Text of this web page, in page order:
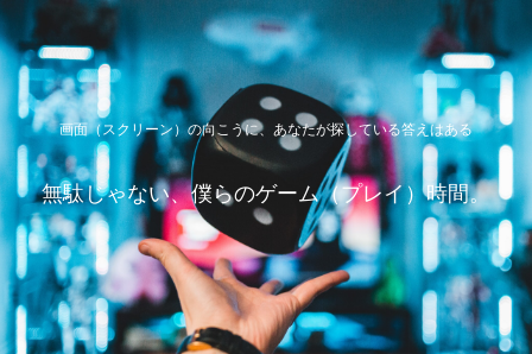
画面（スクリーン）の向こうに、あなたが探している答えはある
無駄じゃない、僕らのゲーム（プレイ）時間。